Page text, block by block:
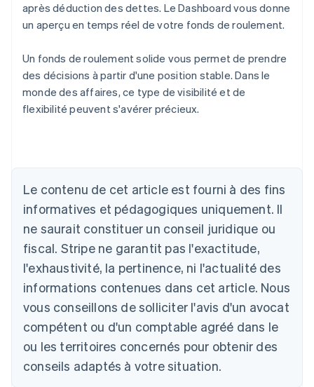
après déduction des dettes. Le Dashboard vous donne
un aperçu en temps réel de votre fonds de roulement.
Un fonds de roulement solide vous permet de prendre
des décisions à partir d'une position stable. Dans le
monde des affaires, ce type de visibilité et de
flexibilité peuvent s'avérer précieux.
Le contenu de cet article est fourni à des fins
informatives et pédagogiques uniquement. Il
ne saurait constituer un conseil juridique ou
fiscal. Stripe ne garantit pas l'exactitude,
l'exhaustivité, la pertinence, ni l'actualité des
informations contenues dans cet article. Nous
vous conseillons de solliciter l'avis d'un avocat
compétent ou d'un comptable agréé dans le
ou les territoires concernés pour obtenir des
conseils adaptés à votre situation.
Allemagne
Deutsch
Australie
English
Autriche
Belgique
NederlandsFrançaisDeutschEnglish
Brésil
PortuguêsEnglish
Bulgarie
English
English Français